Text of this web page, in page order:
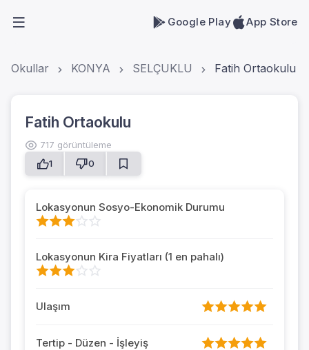
Google Play App Store
Okullar KONYA SELÇUKLU Fatih Ortaokulu
Fatih Ortaokulu
717 görüntüleme
1
0
Lokasyonun Sosyo-Ekonomik Durumu
Lokasyonun Kira Fiyatları (1 en pahalı)
Ulaşım
Tertip - Düzen - İşleyiş